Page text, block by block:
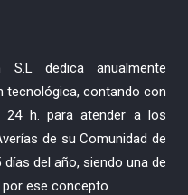
S.L dedica anualmente
tecnológica, contando con
24 h. para atender a los
de su Comunidad de
del año, siendo una de
ese concepto.